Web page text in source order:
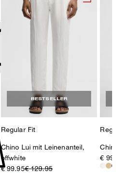
BESTSELLER
Regular Fit
Chino Lui mit Leinenanteil,
offwhite
€ 99.95€ 129.95
€